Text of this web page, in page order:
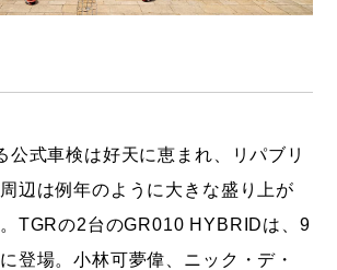
式車検は好天に恵まれ、リパブリ
辺は例年のように大きな盛り上が
TGRの2台のGR010 HYBRIDは、9
登場。小林可夢偉、ニック・デ・